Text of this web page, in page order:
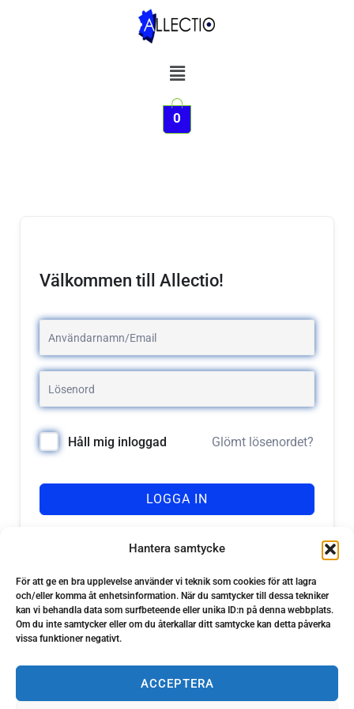
Hantera samtycke
För att ge en bra upplevelse använder vi teknik som cookies för att lagra
och/eller komma åt enhetsinformation. När du samtycker till dessa tekniker
kan vi behandla data som surfbeteende eller unika ID:n på denna webbplats.
Om du inte samtycker eller om du återkallar ditt samtycke kan detta påverka
vissa funktioner negativt.
ACCEPTERA
Meny
0
Välkommen till Allectio!
Håll mig inloggad Glömt lösenordet?
LOGGA IN
Har du inget konto? Registrera dig